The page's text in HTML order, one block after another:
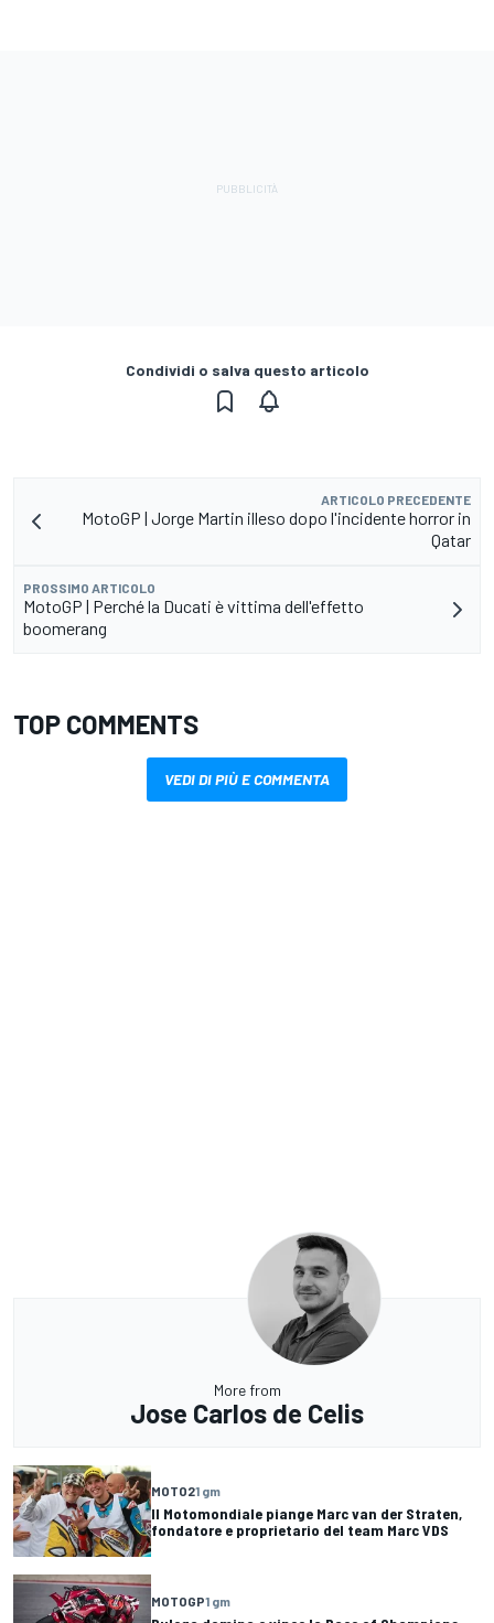
Condividi o salva questo articolo
ARTICOLO PRECEDENTE
MotoGP | Jorge Martin illeso dopo l'incidente horror in
Qatar
PROSSIMO ARTICOLO
MotoGP | Perché la Ducati è vittima dell'effetto
boomerang
TOP COMMENTS
VEDI DI PIÙ E COMMENTA
More from
Jose Carlos de Celis
MOTO21 gm
Il Motomondiale piange Marc van der Straten,
fondatore e proprietario del team Marc VDS
MOTOGP1 gm